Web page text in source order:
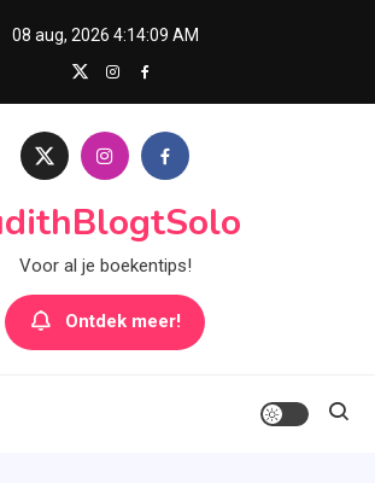
08 aug, 2026 4:14:10 AM
Voor al je boekentips!
Ontdek meer!